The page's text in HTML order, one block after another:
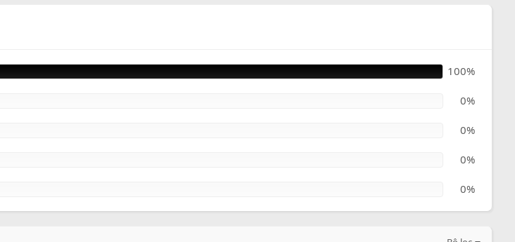
100%
0%
0%
0%
0%